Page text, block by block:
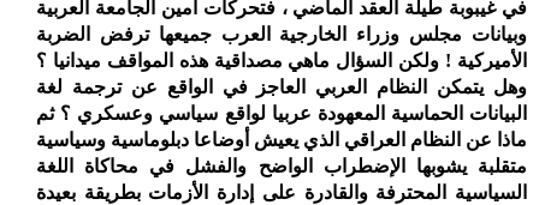
في غيبوبة طيلة العقد الماضي ، فتحركات أمين الجامعة العربية
وبيانات مجلس وزراء الخارجية العرب جميعها ترفض الضربة
الأميركية ! ولكن السؤال ماهي مصداقية هذه المواقف ميدانيا ؟
وهل يتمكن النظام العربي العاجز في الواقع عن ترجمة لغة
البيانات الحماسية المعهودة عربيا لواقع سياسي وعسكري ؟ ثم
ماذا عن النظام العراقي الذي يعيش أوضاعا دبلوماسية وسياسية
متقلبة يشوبها الإضطراب الواضح والفشل في محاكاة اللغة
السياسية المحترفة والقادرة على إدارة الأزمات بطريقة بعيدة